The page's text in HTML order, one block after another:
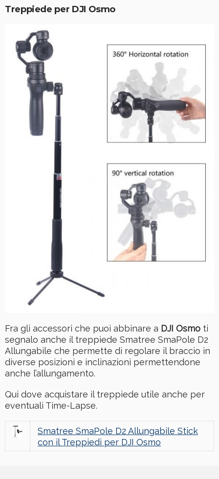
Treppiede per DJI Osmo
Fra gli accessori che puoi abbinare a DJI Osmo ti
segnalo anche il treppiede Smatree SmaPole D2
Allungabile che permette di regolare il braccio in
diverse posizioni e inclinazioni permettendone
anche l’allungamento.
Qui dove acquistare il treppiede utile anche per
eventuali Time-Lapse.
Smatree SmaPole D2 Allungabile Stick
con il Treppiedi per DJI Osmo